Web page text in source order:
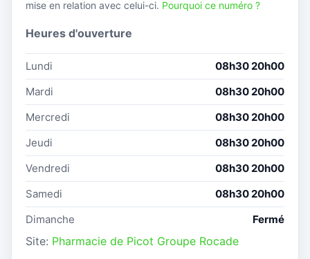
mise en relation avec celui-ci. Pourquoi ce numéro ?
Heures d'ouverture
Lundi
08h30 20h00
Mardi
08h30 20h00
Mercredi
08h30 20h00
Jeudi
08h30 20h00
Vendredi
08h30 20h00
Samedi
08h30 20h00
Dimanche
Fermé
Site: Pharmacie de Picot Groupe Rocade